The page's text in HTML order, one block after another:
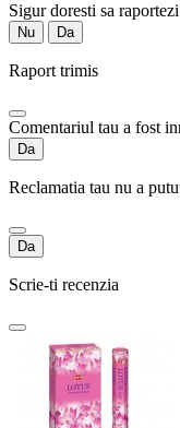
Sigur doresti sa
Nu Da
Raport trimis
Comentariul tau a fost
Da
Reclamatia tau nu a
Da
Scrie-ti recenzia